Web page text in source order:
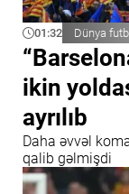
01:32 Dünya
ikin
ayrılıb
Daha əvvəl
qalib gəlmişdi